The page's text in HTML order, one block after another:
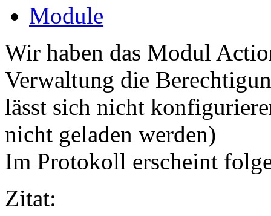
Module
Wir haben das Modul
Verwaltung die
lässt sich nicht
nicht geladen werden)
Im Protokoll erscheint
Zitat: